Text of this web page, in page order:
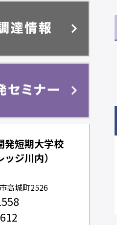
発短期大学校
ッジ川内）
高城町2526